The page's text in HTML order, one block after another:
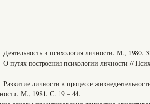
Деятельность и психология личности. М., 1980.
О путях построения психологии личности //
Развитие личности в процессе
М., 1981. С. 19 – 44.